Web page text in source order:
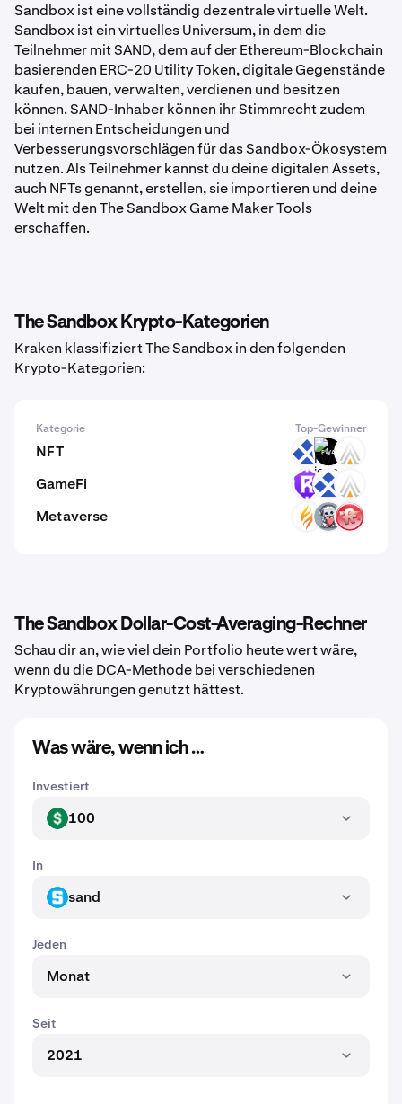
Sandbox ist eine vollständig dezentrale virtuelle Welt.
Sandbox ist ein virtuelles Universum, in dem die
Teilnehmer mit SAND, dem auf der Ethereum-Blockchain
basierenden ERC-20 Utility Token, digitale Gegenstände
kaufen, bauen, verwalten, verdienen und besitzen
können. SAND-Inhaber können ihr Stimmrecht zudem
bei internen Entscheidungen und
Verbesserungsvorschlägen für das Sandbox-Ökosystem
nutzen. Als Teilnehmer kannst du deine digitalen Assets,
auch NFTs genannt, erstellen, sie importieren und deine
Welt mit den The Sandbox Game Maker Tools
erschaffen.
The Sandbox Krypto-Kategorien
Kraken klassifiziert The Sandbox in den folgenden
Krypto-Kategorien:
Kategorie Top-Gewinner
NFT RDT FWA ACE
GameFi RST RDT ACE
Metaverse PYR EMT RMV
The Sandbox Dollar-Cost-Averaging-Rechner
Schau dir an, wie viel dein Portfolio heute wert wäre,
wenn du die DCA-Methode bei verschiedenen
Kryptowährungen genutzt hättest.
Was wäre, wenn ich …
Investiert
USD 100
In
SAND sand
Jeden
Monat
Seit
2021